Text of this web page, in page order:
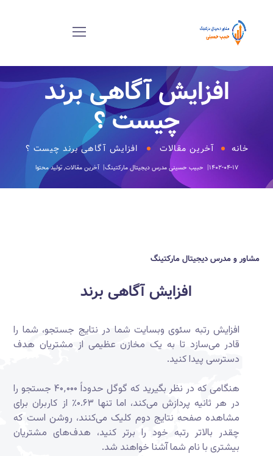
افزایش آگاهی برند
چیست ؟
خانه آخرین مقالات افزایش آگاهی برند چیست ؟
۱۴۰۲-۰۴-۱۷ حبیب حسینی مدرس دیجیتال مارکتینگ آخرین مقالات, تولید محتوا
مشاور و مدرس دیجیتال مارکتینگ
افزایش آگاهی برند
افزایش رتبه سئوی وبسایت شما در نتایج جستجو، شما را
قادر می‌سازد تا به یک مخازن عظیمی از مشتریان هدف
دسترسی پیدا کنید.
هنگامی که در نظر بگیرید که گوگل حدوداً ۴۰٬۰۰۰ جستجو را
در هر ثانیه پردازش می‌کند، اما تنها ۰.۶۳٪ از کاربران برای
مشاهده صفحه نتایج دوم کلیک می‌کنند، روشن است که
چقدر بالاتر رتبه خود را برتر کنید، هدف‌های مشتریان
بیشتری با نام شما آشنا خواهند شد.